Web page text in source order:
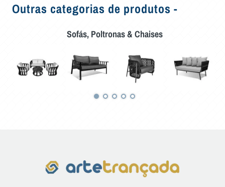
Outras categorias de produtos -
Sofás, Poltronas & Chaises